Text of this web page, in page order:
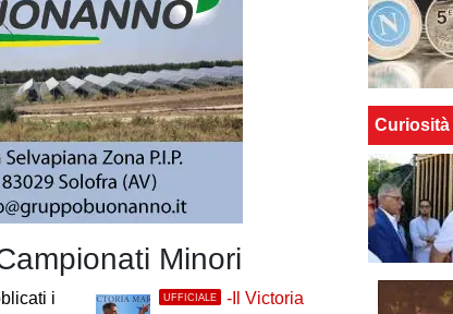
Minori
i
UFFICIALE
-Il Victoria
Curiosità